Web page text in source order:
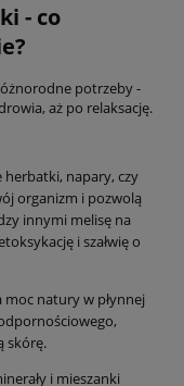
- co
potrzeby -
aż po relaksację.
herbatki, napary, czy
organizm i pozwolą
innymi melisę na
i szałwię o
natury w płynnej
skórę.
i mieszanki